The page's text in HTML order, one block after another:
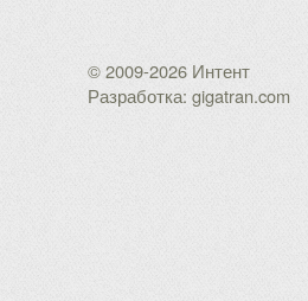
© 2009-2026 Интент
Разработка: gigatran.com